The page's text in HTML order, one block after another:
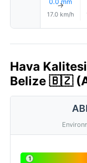
0.0 mm
↑
17.0 km/h
Hava
Belize 🇧🇿
1